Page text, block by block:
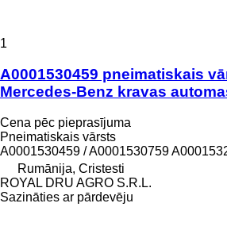
1
A0001530459 pneimatiskais
Mercedes-Benz kravas
Cena pēc pieprasījuma
Pneimatiskais vārsts
A0001530459 / A0001530759
Rumānija, Cristesti
ROYAL DRU AGRO S.R.L.
Sazināties ar pārdevēju